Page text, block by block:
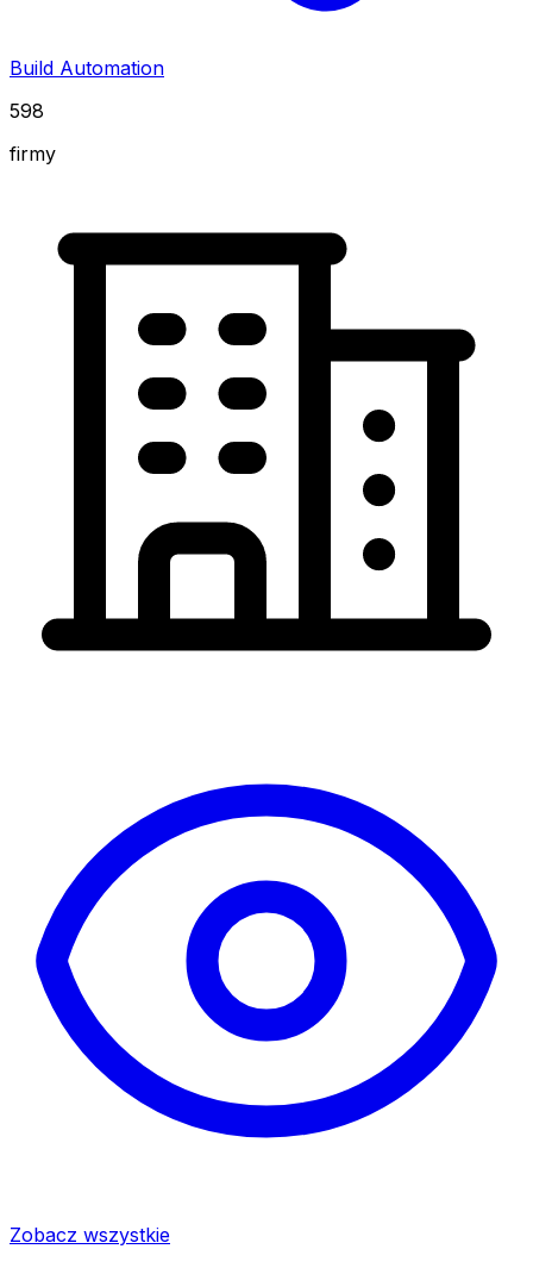
Build Automation
598
firmy
Zobacz wszystkie